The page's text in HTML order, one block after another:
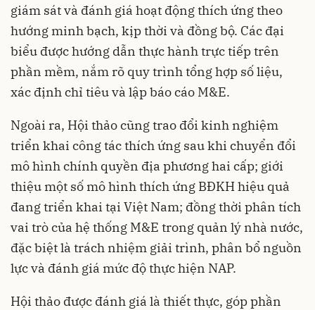
giám sát và đánh giá hoạt động thích ứng theo
hướng minh bạch, kịp thời và đồng bộ. Các đại
biểu được hướng dẫn thực hành trực tiếp trên
phần mềm, nắm rõ quy trình tổng hợp số liệu,
xác định chỉ tiêu và lập báo cáo M&E.
Ngoài ra, Hội thảo cũng trao đổi kinh nghiệm
triển khai công tác thích ứng sau khi chuyển đổi
mô hình chính quyền địa phương hai cấp; giới
thiệu một số mô hình thích ứng BĐKH hiệu quả
đang triển khai tại Việt Nam; đồng thời phân tích
vai trò của hệ thống M&E trong quản lý nhà nước,
đặc biệt là trách nhiệm giải trình, phân bổ nguồn
lực và đánh giá mức độ thực hiện NAP.
Hội thảo được đánh giá là thiết thực, góp phần